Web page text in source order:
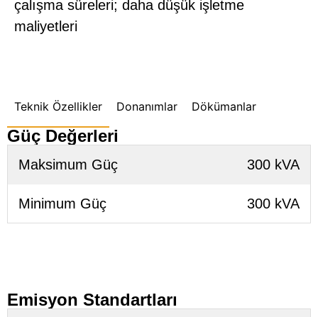
çalışma süreleri; daha düşük işletme
maliyetleri
Teknik Özellikler Donanımlar Dökümanlar
Güç Değerleri
Maksimum Güç 300 kVA
Minimum Güç 300 kVA
Emisyon Standartları